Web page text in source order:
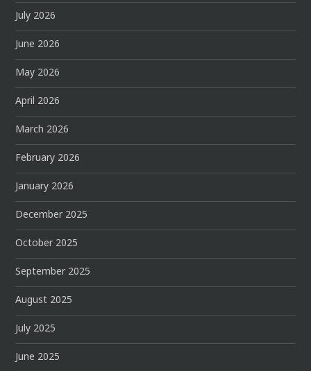
July 2026
June 2026
May 2026
April 2026
March 2026
February 2026
January 2026
December 2025
October 2025
September 2025
August 2025
July 2025
June 2025